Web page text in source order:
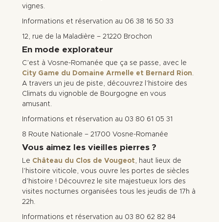
vignes.
Informations et réservation au 06 38 16 50 33
12, rue de la Maladière – 21220 Brochon
En mode explorateur
C’est à Vosne-Romanée que ça se passe, avec le
City Game du Domaine Armelle et Bernard Rion
A travers un jeu de piste, découvrez l’histoire des
Climats du vignoble de Bourgogne en vous
amusant.
Informations et réservation au 03 80 61 05 31
8 Route Nationale – 21700 Vosne-Romanée
Vous aimez les vieilles pierres ?
Le Château du Clos de Vougeot , haut lieux de
l’histoire viticole, vous ouvre les portes de siècles
d’histoire ! Découvrez le site majestueux lors des
visites nocturnes organisées tous les jeudis de 17h à
22h.
Informations et réservation au 03 80 62 82 84